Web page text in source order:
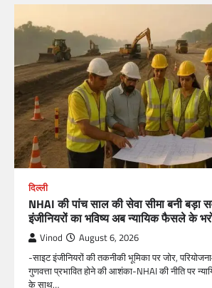
दिल्ली
NHAI की पांच साल की सेवा सीमा बनी बड़ा
इंजीनियरों का भविष्य अब न्यायिक फैसले के
Vinod August 6, 2026
-साइट इंजीनियरों की तकनीकी भूमिका पर जोर,
गुणवत्ता प्रभावित होने की आशंका-NHAI की नीति पर
के साथ…